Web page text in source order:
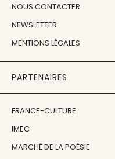
NOUS CONTACTER
NEWSLETTER
MENTIONS LÉGALES
PARTENAIRES
FRANCE-CULTURE
IMEC
MARCHÉ DE LA POÉSIE